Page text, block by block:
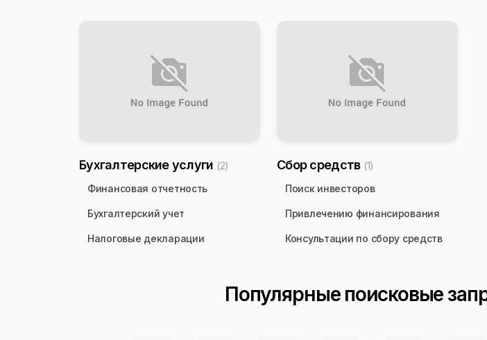
Бухгалтерские услуги (2)
Финансовая отчетность
Бухгалтерский учет
Налоговые декларации
Сбор средств (1)
Поиск инвесторов
Привлечению финансирования
Консультации по сбору средств
Популярные поисковые